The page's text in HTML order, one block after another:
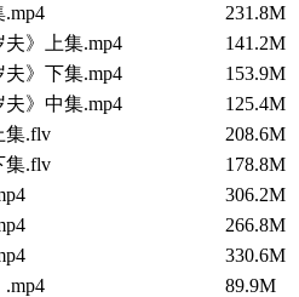
231.8M
》上集.mp4
141.2M
》下集.mp4
153.9M
》中集.mp4
125.4M
集.flv
208.6M
集.flv
178.8M
306.2M
266.8M
330.6M
89.9M